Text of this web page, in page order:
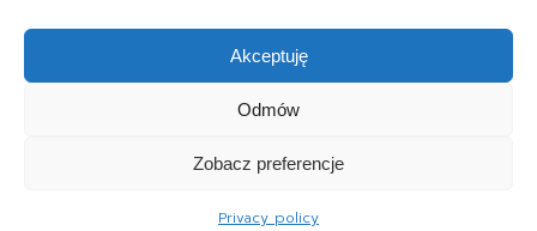
Akceptuję
Odmów
Zobacz preferencje
Privacy policy